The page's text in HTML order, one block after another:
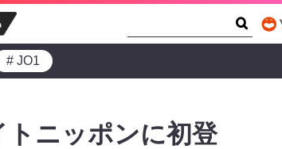
# JO1
ニッポンに初登